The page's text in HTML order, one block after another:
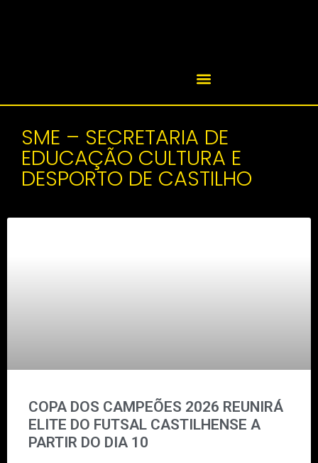
SME – SECRETARIA DE
EDUCAÇÃO CULTURA E
DESPORTO DE CASTILHO
COPA DOS CAMPEÕES 2026 REUNIRÁ
ELITE DO FUTSAL CASTILHENSE A
PARTIR DO DIA 10